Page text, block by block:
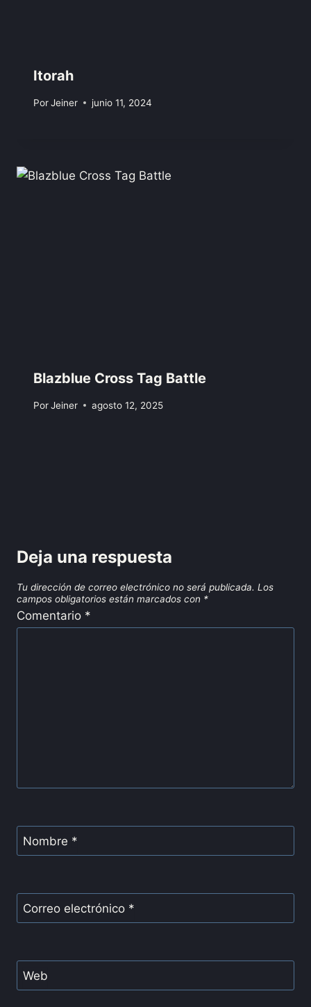
Itorah
PorJeiner junio 11, 2024
Blazblue Cross Tag Battle
PorJeiner agosto 12, 2025
Deja una respuesta
Tu dirección de correo electrónico no será publicada. Los
campos obligatorios están marcados con *
Comentario *
Nombre *
Correo electrónico *
Web